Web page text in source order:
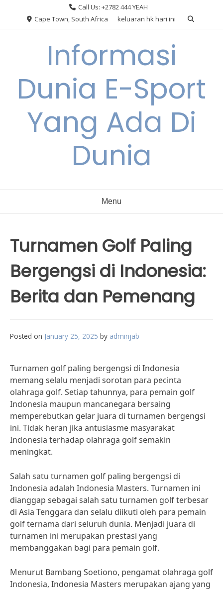
Call Us: +2782 444 YEAH
Cape Town, South Africa
keluaran hk hari ini
Informasi
Dunia E-Sport
Yang Ada Di
Dunia
Menu
Turnamen Golf Paling
Bergengsi di Indonesia:
Berita dan Pemenang
Posted on January 25, 2025 by adminjab
Turnamen golf paling bergengsi di Indonesia
memang selalu menjadi sorotan para pecinta
olahraga golf. Setiap tahunnya, para pemain golf
Indonesia maupun mancanegara bersaing
memperebutkan gelar juara di turnamen bergengsi
ini. Tidak heran jika antusiasme masyarakat
Indonesia terhadap olahraga golf semakin
meningkat.
Salah satu turnamen golf paling bergengsi di
Indonesia adalah Indonesia Masters. Turnamen ini
dianggap sebagai salah satu turnamen golf terbesar
di Asia Tenggara dan selalu diikuti oleh para pemain
golf ternama dari seluruh dunia. Menjadi juara di
turnamen ini merupakan prestasi yang
membanggakan bagi para pemain golf.
Menurut Bambang Soetiono, pengamat olahraga golf
Indonesia, Indonesia Masters merupakan ajang yang